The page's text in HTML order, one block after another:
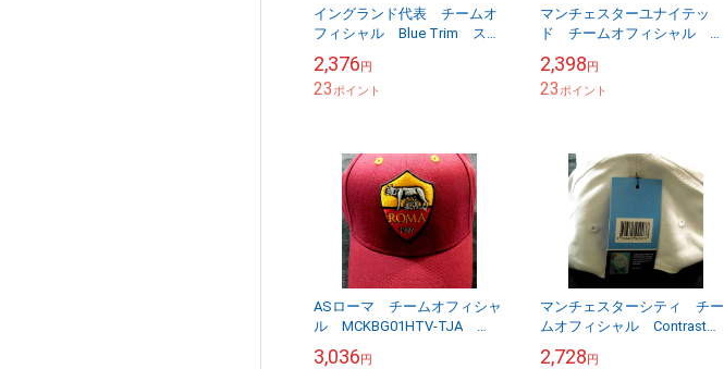
イングランド代表 チームオ
フィシャル Blue Trim スカ
無料商品】
2,376円
23ポイント
マンチェスターユナイテッ
ド チームオフィシャル
フ 【他商品同梱OK・送料無
料商品】
2,398円
23ポイント
ASローマ チームオフィシャ
ル MCKBG01HTV-TJA
3,036円
マンチェスターシティ チー
ムオフィシャル Contrast
2,728円